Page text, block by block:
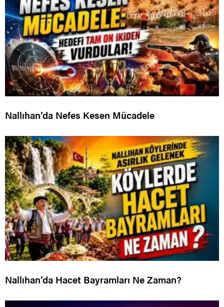
Nallıhan’da Nefes Kesen Mücadele
Nallıhan’da Hacet Bayramları Ne Zaman?